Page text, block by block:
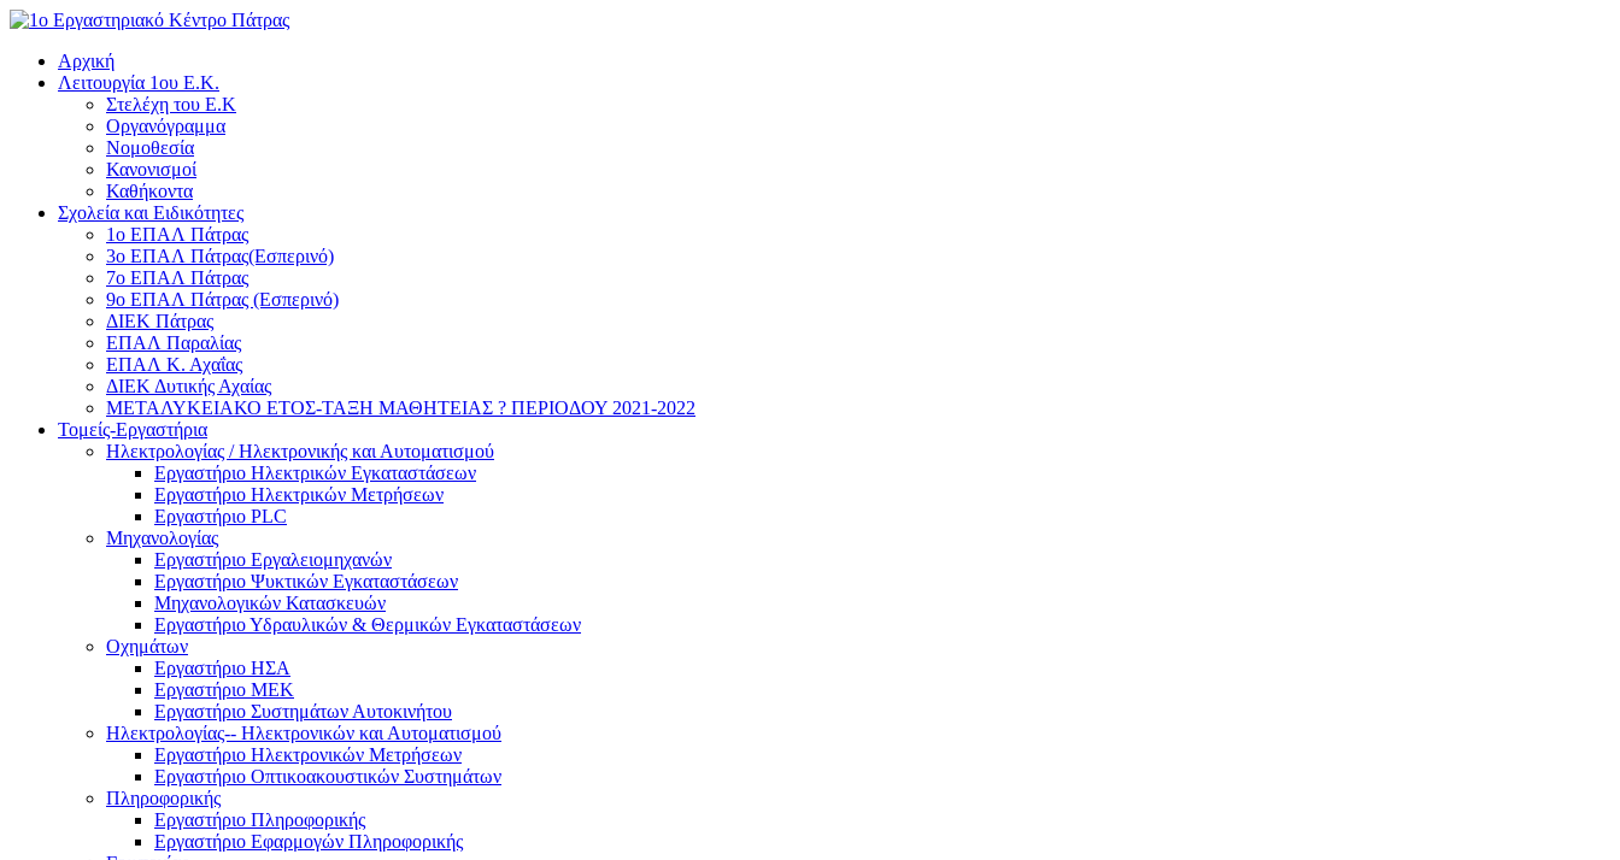
Αρχική
Λειτουργία 1ου Ε.Κ.
Στελέχη του Ε.Κ
Οργανόγραμμα
Νομοθεσία
Κανονισμοί
Καθήκοντα
Σχολεία και Ειδικότητες
1ο ΕΠΑΛ Πάτρας
3ο ΕΠΑΛ Πάτρας(Εσπερινό)
7ο ΕΠΑΛ Πάτρας
9ο ΕΠΑΛ Πάτρας (Εσπερινό)
ΔΙΕΚ Πάτρας
ΕΠΑΛ Παραλίας
ΕΠΑΛ Κ. Αχαΐας
ΔΙΕΚ Δυτικής Αχαίας
ΜΕΤΑΛΥΚΕΙΑΚΟ ΕΤΟΣ-ΤΑΞΗ ΜΑΘΗΤΕΙΑΣ ? ΠΕΡΙΟΔΟΥ 2021-2022
Τομείς-Εργαστήρια
Ηλεκτρολογίας / Ηλεκτρονικής και Αυτοματισμού
Εργαστήριο Ηλεκτρικών Εγκαταστάσεων
Εργαστήριο Ηλεκτρικών Μετρήσεων
Εργαστήριο PLC
Μηχανολογίας
Εργαστήριο Εργαλειομηχανών
Εργαστήριο Ψυκτικών Εγκαταστάσεων
Μηχανολογικών Κατασκευών
Εργαστήριο Υδραυλικών & Θερμικών Εγκαταστάσεων
Οχημάτων
Εργαστήριο ΗΣΑ
Εργαστήριο ΜΕΚ
Εργαστήριο Συστημάτων Αυτοκινήτου
Ηλεκτρολογίας-- Ηλεκτρονικών και Αυτοματισμού
Εργαστήριο Ηλεκτρονικών Μετρήσεων
Εργαστήριο Οπτικοακουστικών Συστημάτων
Πληροφορικής
Εργαστήριο Πληροφορικής
Εργαστήριο Εφαρμογών Πληροφορικής